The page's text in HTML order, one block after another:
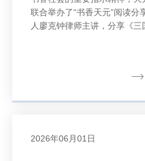
联合举办了“书香天元”阅读分
人廖克钟律师主讲，分享《三
2026年06月01日